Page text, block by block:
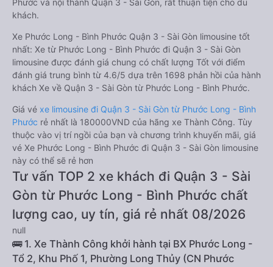
Phước và nội thành Quận 3 - Sài Gòn, rất thuận tiện cho du
khách.
Xe Phước Long - Bình Phước Quận 3 - Sài Gòn limousine tốt
nhất: Xe từ Phước Long - Bình Phước đi Quận 3 - Sài Gòn
limousine được đánh giá chung có chất lượng Tốt với điểm
đánh giá trung bình từ 4.6/5 dựa trên 1698 phản hồi của hành
khách Xe về Quận 3 - Sài Gòn từ Phước Long - Bình Phước.
Giá vé xe limousine đi Quận 3 - Sài Gòn từ Phước Long - Bình
Phước rẻ nhất là 180000VND của hãng xe Thành Công. Tùy
thuộc vào vị trí ngồi của bạn và chương trình khuyến mãi, giá
vé Xe Phước Long - Bình Phước đi Quận 3 - Sài Gòn limousine
này có thể sẽ rẻ hơn
Tư vấn TOP 2 xe khách đi Quận 3 - Sài
Gòn từ Phước Long - Bình Phước chất
lượng cao, uy tín, giá rẻ nhất 08/2026
null
🚌 1. Xe Thành Công khởi hành tại BX Phước Long -
Tổ 2, Khu Phố 1, Phường Long Thủy (CN Phước